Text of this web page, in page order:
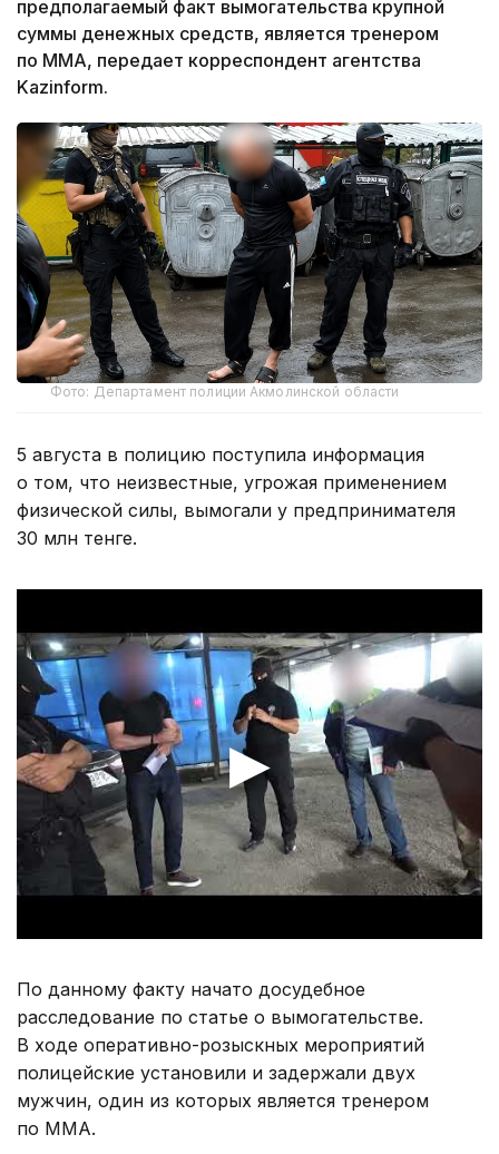
предполагаемый факт вымогательства крупной
суммы денежных средств, является тренером
по ММА, передает корреспондент агентства
Kazinform.
Фото: Департамент полиции Акмолинской области
5 августа в полицию поступила информация
о том, что неизвестные, угрожая применением
физической силы, вымогали у предпринимателя
30 млн тенге.
По данному факту начато досудебное
расследование по статье о вымогательстве.
В ходе оперативно-розыскных мероприятий
полицейские установили и задержали двух
мужчин, один из которых является тренером
по ММА.